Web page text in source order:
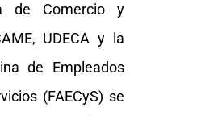
de Comercio y
UDECA y la
de Empleados
(FAECyS) se